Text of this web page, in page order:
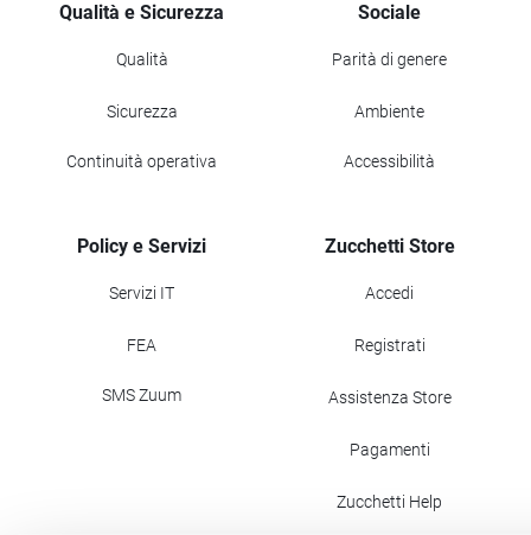
Qualità e Sicurezza
Qualità
Sicurezza
Continuità operativa
Sociale
Parità di genere
Ambiente
Accessibilità
Policy e Servizi
Servizi IT
FEA
SMS Zuum
Zucchetti Store
Accedi
Registrati
Assistenza Store
Pagamenti
Zucchetti Help